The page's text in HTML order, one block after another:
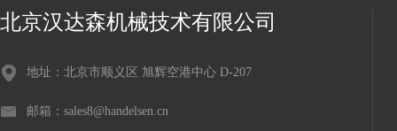
北京汉达森机械技术有限公司
地址：北京市顺义区 旭辉空港中心 D-207
邮箱：sales8@handelsen.cn